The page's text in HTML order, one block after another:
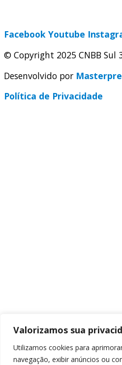
Valorizamos sua
Utilizamos cookies para
navegação, exibir anúncios ou
Facebook Youtube
© Copyright 2025 CNBB Sul
Desenvolvido por
Política de Privacidade